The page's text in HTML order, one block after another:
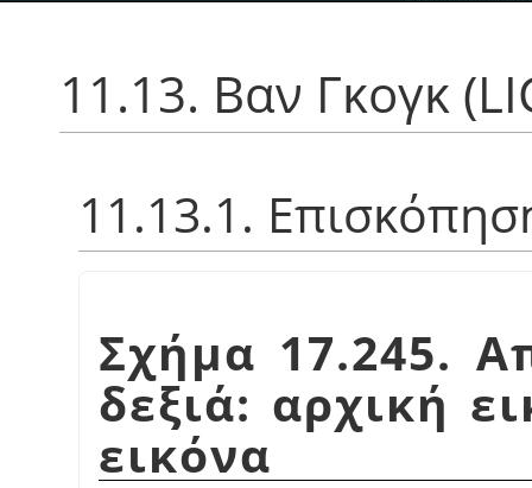
11.13. Βαν Γκογκ
11.13.1.
Σχήμα 17.245.
δεξιά: αρχική
εικόνα